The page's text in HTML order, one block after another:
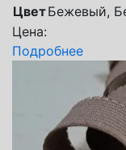
ЦветБежевый,
Цена:
Подробнее